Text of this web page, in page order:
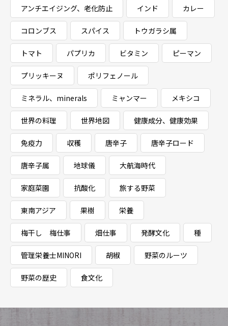
アンチエイジング、老化防止 インド カレー
コロンブス スパイス トウガラシ属
トマト パプリカ ビタミン ピーマン
プリッキーヌ ポリフェノール
ミネラル、minerals ミャンマー メキシコ
世界の料理 世界地図 健康成分、健康効果
免疫力 収穫 唐辛子 唐辛子ロード
唐辛子属 地球儀 大航海時代
家庭菜園 抗酸化 旅する野菜
東南アジア 果樹 栄養
梅干し 梅仕事 畑仕事 発酵文化 種
管理栄養士MINORI 胡椒 野菜のルーツ
野菜の歴史 食文化